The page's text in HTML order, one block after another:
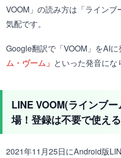
VOOM」の読み方は「ライン
気配です。
Google翻訳で「VOOM」をAIに
ム・ヴーム」 といった発音にな
LINE VOOM(ラインブ
場！登録は不要で使え
2021年11月25日にAndroid版